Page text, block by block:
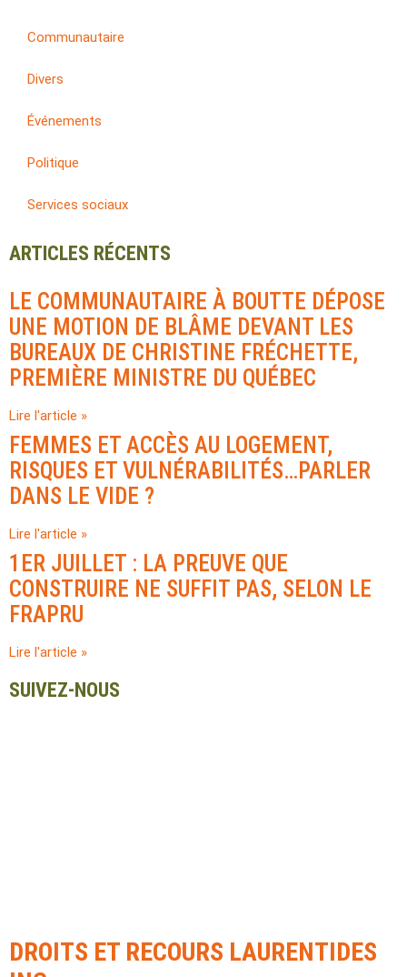
Communautaire
Divers
Événements
Politique
Services sociaux
ARTICLES RÉCENTS
LE COMMUNAUTAIRE À BOUTTE DÉPOSE
UNE MOTION DE BLÂME DEVANT LES
BUREAUX DE CHRISTINE FRÉCHETTE,
PREMIÈRE MINISTRE DU QUÉBEC
Lire l'article »
FEMMES ET ACCÈS AU LOGEMENT,
RISQUES ET VULNÉRABILITÉS…PARLER
DANS LE VIDE ?
Lire l'article »
1ER JUILLET : LA PREUVE QUE
CONSTRUIRE NE SUFFIT PAS, SELON LE
FRAPRU
Lire l'article »
SUIVEZ-NOUS
DROITS ET RECOURS LAURENTIDES